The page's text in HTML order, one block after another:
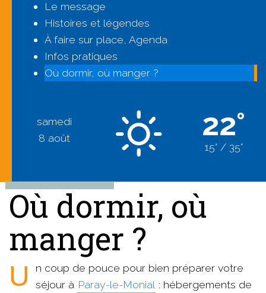
Où dormir, où
manger ?
Un coup de pouce pour bien préparer votre séjour à Paray-le-Monial : hébergements de
Le message
Histoires et légendes
À faire sur place, Agenda
Infos pratiques
Où dormir, où manger ?
samedi
8 août
22°
15° / 35°